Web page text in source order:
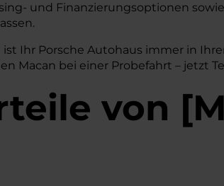
und Finanzierungsoptionen
Ihr Porsche Autohaus immer in
Macan bei einer Probefahrt – jetzt
von [